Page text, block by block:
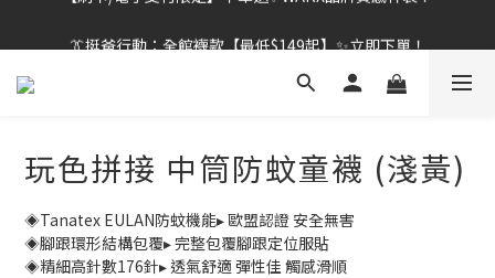
👔挺爸滿額贈：滿$1888就送💎品牌壓縮旅行袋！
👔挺爸行動：全館襪款【最低$149起】✨立即下單！
玩色拼接 中筒防蚊童襪 (淺黃)
◈Tanatex EULAN防蚊機能▸ 歐盟認證 安全無害
◈腳跟環形結構包覆▸ 完整包覆腳跟定位服貼
◈精細高針數176針▸ 透氣舒適 彈性佳 觸感滑順